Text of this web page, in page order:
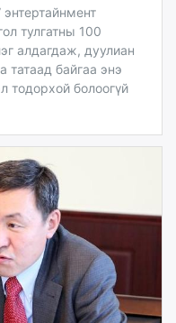
тулгатны 100
алдагдаж, дуулиан
татаад байгаа энэ
тодорхой болоогүй